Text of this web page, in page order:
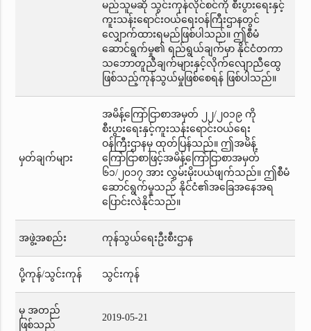
မည်သူမဆို သွင်းကုန်လိုင်စင်ကို စီးပွားရေးနှင့်
ကူးသန်းရောင်းဝယ်ရေးဝန်ကြီးဌာနတွင်
လျှောက်ထားရမည်ဖြစ်ပါသည်။ ဤစီမံ
ဆောင်ရွက်မှု၏ ရည်ရွယ်ချက်မှာ နိုင်ငံတကာ
သဘောတူညီချက်များနှင့်လိုက်လျောညီထွေ
ဖြစ်သည့်ကုန်သွယ်မှုဖြစ်စေရန် ဖြစ်ပါသည်။
မှတ်ချက်များ
အမိန့်ကြော်ငြာစာအမှတ် ၂၂/၂၀၁၉ ကို
စီးပွားရေးနှင့်ကူးသန်းရောင်းဝယ်ရေး
ဝန်ကြီးဌာနမှ ထုတ်ပြန်သည်။ ဤအမိန့်
ကြော်ငြာစာဖြင့်အမိန့်ကြော်ငြာစာအမှတ်
၆၁/၂၀၁၇ အား လွှမ်းမိုးပယ်ဖျက်သည်။ ဤစီမံ
ဆောင်ရွက်မှုသည် နိုင်ငံ၏အခြေအနေအရ
ပြောင်းလဲနိုင်သည်။
အဖွဲ့အစည်း ကုန်သွယ်ရေးဦးစီးဌာန
ပို့ကုန်/သွင်းကုန် သွင်းကုန်
မှ အတည်
ဖြစ်သည်
2019-05-21